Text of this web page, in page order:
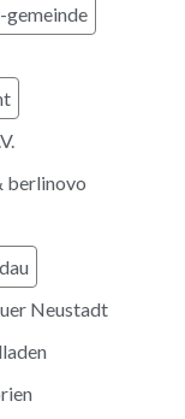
gemeinde
berlinovo
Neustadt